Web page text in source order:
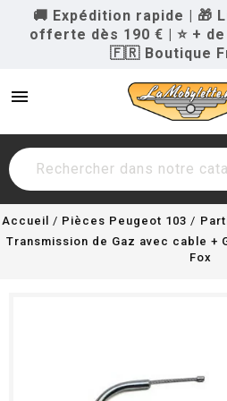
🚚 Expédition rapide | 🎁
offerte dès 190 € | ⭐ +
🇫🇷 Boutique
menu
Accueil Pièces Peugeot 103
Transmission de Gaz avec cable +
Fox